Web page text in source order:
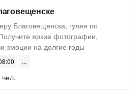
Благовещенска, гуляя по
яркие фотографии,
эмоции на долгие годы